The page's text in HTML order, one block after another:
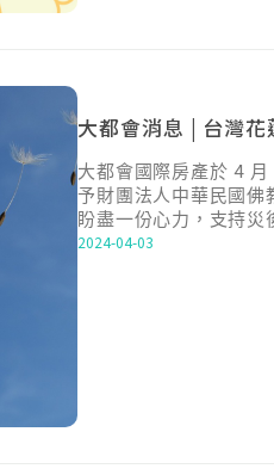
大都會消息 | 台灣
大都會國際房產於 4
予財團法人中華民國佛
盼盡一份心力，支持災
2024-04-03